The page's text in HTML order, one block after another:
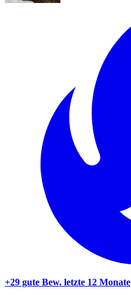
+29 gute Bew. letzte 12 Monate